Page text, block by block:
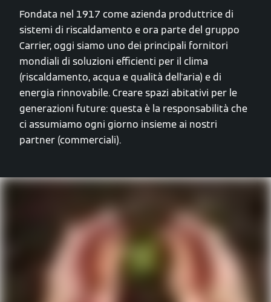
Fondata nel 1917 come azienda produttrice di
sistemi di riscaldamento e ora parte del gruppo
Carrier, oggi siamo uno dei principali fornitori
mondiali di soluzioni efficienti per il clima
(riscaldamento, acqua e qualità dell'aria) e di
energia rinnovabile. Creare spazi abitativi per le
generazioni future: questa è la responsabilità che
ci assumiamo ogni giorno insieme ai nostri
partner (commerciali).